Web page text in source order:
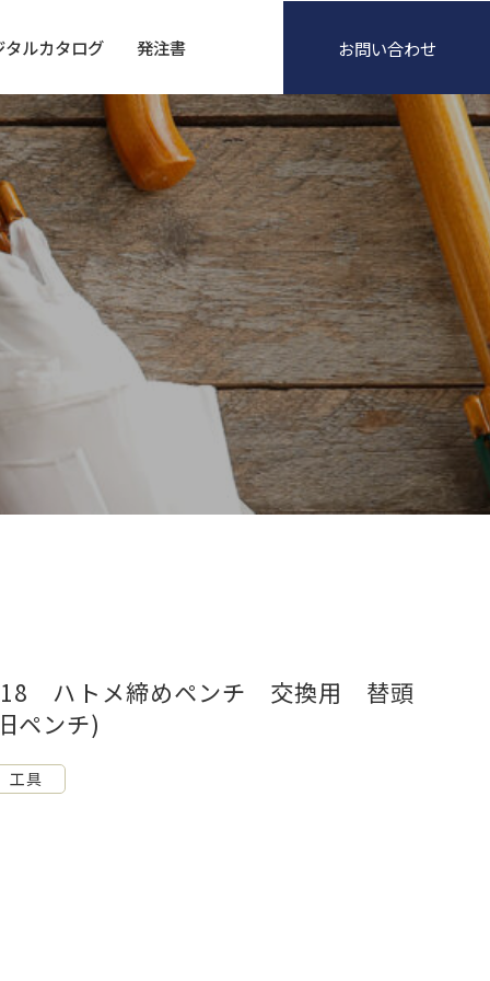
タルカタログ 発注書 お問い合わせ
ハトメ締めペンチ 交換用 替頭
ペンチ)
工具